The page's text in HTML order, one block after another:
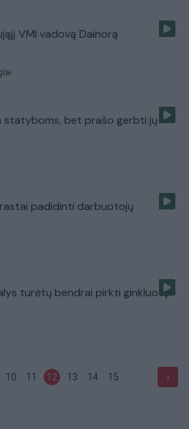
VMI vadovą Dainorą
statyboms, bet prašo gerbti jų
padidinti darbuotojų
turėtų bendrai pirkti ginkluotę
10 11 12 13 14 15 ›